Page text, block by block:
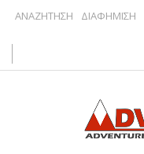
ΑΝΑΖΗΤΗΣΗ ΔΙΑΦΗΜΙΣΗ